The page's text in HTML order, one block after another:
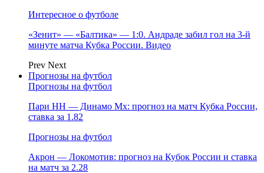
Интересное о футболе
«Зенит» — «Балтика» — 1:0. Андраде забил гол на 3‑й
минуте матча Кубка России. Видео
Prev Next
Прогнозы на футбол
Прогнозы на футбол
Пари НН — Динамо Мх: прогноз на матч Кубка России,
ставка за 1.82
Прогнозы на футбол
Акрон — Локомотив: прогноз на Кубок России и ставка
на матч за 2.28